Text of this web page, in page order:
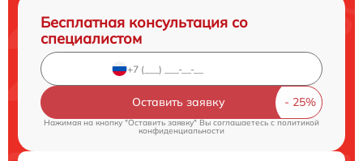
Бесплатная консультация со
специалистом
Оставить заявку
Нажимая на кнопку "Оставить заявку" Вы соглашаетесь c политикой
конфиденциальности